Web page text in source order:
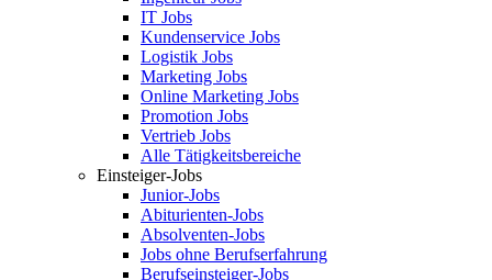
IT Jobs
Kundenservice Jobs
Logistik Jobs
Marketing Jobs
Online Marketing Jobs
Promotion Jobs
Vertrieb Jobs
Alle Tätigkeitsbereiche
Einsteiger-Jobs
Junior-Jobs
Abiturienten-Jobs
Absolventen-Jobs
Jobs ohne Berufserfahrung
Berufseinsteiger-Jobs